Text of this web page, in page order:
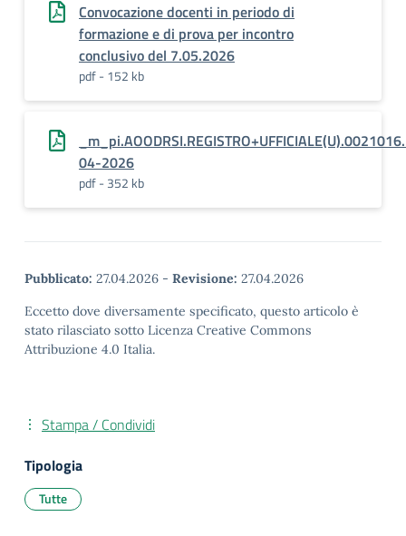
Convocazione docenti in periodo di
formazione e di prova per incontro
conclusivo del 7.05.2026
pdf - 152 kb
04-2026
pdf - 352 kb
Pubblicato: 27.04.2026 - Revisione: 27.04.2026
Eccetto dove diversamente specificato, questo articolo è
stato rilasciato sotto Licenza Creative Commons
Attribuzione 4.0 Italia.
Stampa / Condividi
Tipologia
Tutte